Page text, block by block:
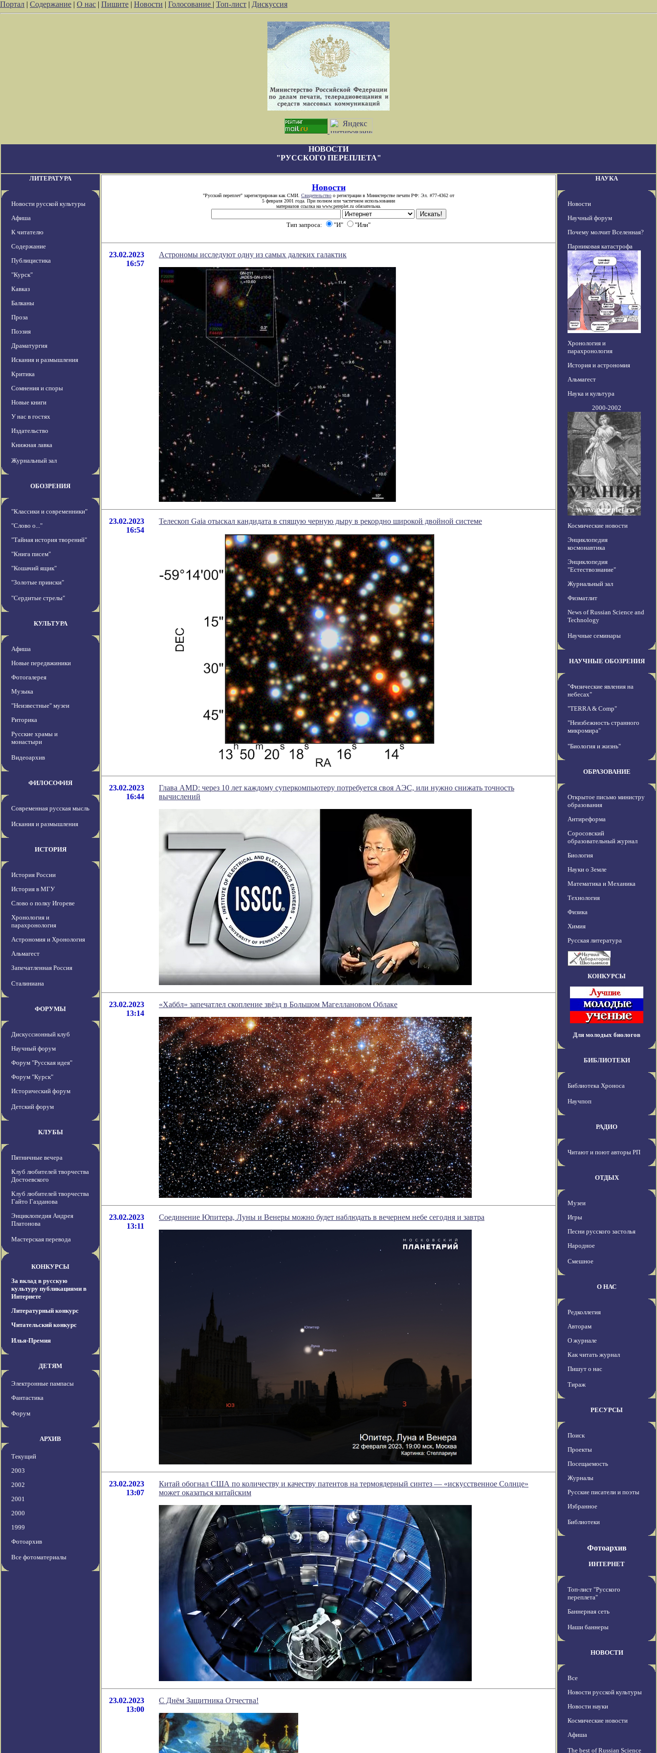
Портал | Содержание | О нас | Пишите | Новости | Голосование | Топ-лист | Дискуссия
НОВОСТИ
"РУССКОГО ПЕРЕПЛЕТА"
ЛИТЕРАТУРА
Новости русской культуры
Афиша
К читателю
Содержание
Публицистика
"Курск"
Кавказ
Балканы
Проза
Поэзия
Драматургия
Искания и размышления
Критика
Сомнения и споры
Новые книги
У нас в гостях
Издательство
Книжная лавка
Журнальный зал
ОБОЗРЕНИЯ
"Классики и современники"
"Слово о..."
"Тайная история творений"
"Книга писем"
"Кошачий ящик"
"Золотые прииски"
"Сердитые стрелы"
КУЛЬТУРА
Афиша
Новые передвжиники
Фотогалерея
Музыка
"Неизвестные" музеи
Риторика
Русские храмы и
монастыри
Видеоархив
ФИЛОСОФИЯ
Современная русская мысль
Искания и размышления
ИСТОРИЯ
История России
История в МГУ
Слово о полку Игореве
Хронология и
парахронология
Астрономия и Хронология
Альмагест
Запечатленная Россия
Сталиниана
ФОРУМЫ
Дискуссионный клуб
Научный форум
Форум "Русская идея"
Форум "Курск"
Исторический форум
Детский форум
КЛУБЫ
Пятничные вечера
Клуб любителей творчества
Достоевского
Клуб любителей творчества
Гайто Газданова
Энциклопедия Андрея
Платонова
Мастерская перевода
КОНКУРСЫ
За вклад в русскую
культуру публикациями в
Интернете
Литературный конкурс
Читательский конкурс
Илья-Премия
ДЕТЯМ
Электронные пампасы
Фантастика
Форум
АРХИВ
Текущий
2003
2002
2001
2000
1999
Фотоархив
Все фотоматериалы
Новости
"Русский переплет" зарегистрирован как СМИ. Свидетельство о регистрации в Министерстве печати РФ: Эл. #77-4362 от
5 февраля 2001 года. При полном или частичном использовании
материалов ссылка на www.pereplet.ru обязательна.
Тип запроса: "И" "Или"
23.02.2023
16:57
Астрономы исследуют одну из самых далеких галактик
23.02.2023
16:54
Телескоп Gaia отыскал кандидата в спящую черную дыру в рекордно широкой двойной системе
23.02.2023
16:44
Глава AMD: через 10 лет каждому суперкомпьютеру потребуется своя АЭС, или нужно снижать точность
вычислений
23.02.2023
13:14
«Хаббл» запечатлел скопление звёзд в Большом Магеллановом Облаке
23.02.2023
13:11
Соединение Юпитера, Луны и Венеры можно будет наблюдать в вечернем небе сегодня и завтра
23.02.2023
13:07
Китай обогнал США по количеству и качеству патентов на термоядерный синтез — «искусственное Солнце»
может оказаться китайским
23.02.2023
13:00
С Днём Защитника Отчества!
НАУКА
Новости
Научный форум
Почему молчит Вселенная?
Парниковая катастрофа
Хронология и
парахронология
История и астрономия
Альмагест
Наука и культура
2000-2002
Космические новости
Энциклопедия
космонавтика
Энциклопедия
"Естествознание"
Журнальный зал
Физматлит
News of Russian Science and
Technology
Научные семинары
НАУЧНЫЕ ОБОЗРЕНИЯ
"Физические явления на
небесах"
"TERRA & Comp"
"Неизбежность странного
микромира"
"Биология и жизнь"
ОБРАЗОВАНИЕ
Открытое письмо министру
образования
Антиреформа
Соросовский
образовательный журнал
Биология
Науки о Земле
Математика и Механика
Технология
Физика
Химия
Русская литература
КОНКУРСЫ
Для молодых биологов
БИБЛИОТЕКИ
Библиотека Хроноса
Научпоп
РАДИО
Читают и поют авторы РП
ОТДЫХ
Музеи
Игры
Песни русского застолья
Народное
Смешное
О НАС
Редколлегия
Авторам
О журнале
Как читать журнал
Пишут о нас
Тираж
РЕСУРСЫ
Поиск
Проекты
Посещаемость
Журналы
Русские писатели и поэты
Избранное
Библиотеки
Фотоархив
ИНТЕРНЕТ
Топ-лист "Русского
переплета"
Баннерная сеть
Наши баннеры
НОВОСТИ
Все
Новости русской культуры
Новости науки
Космические новости
Афиша
The best of Russian Science